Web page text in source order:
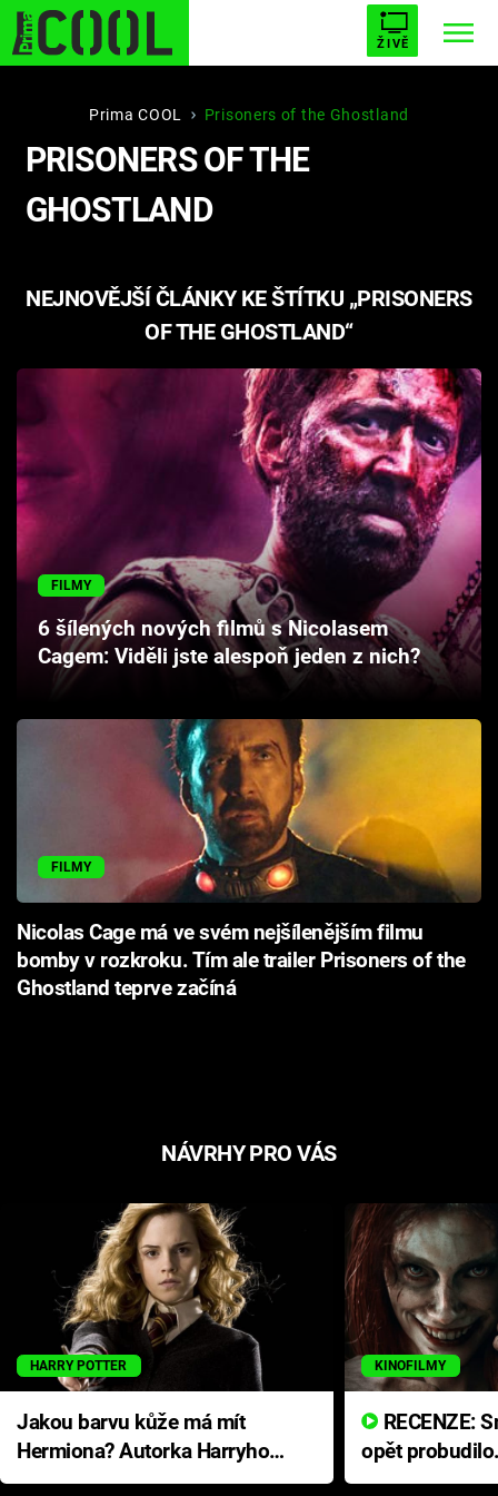
ŽIVĚ
STARHOUSE BUFFY, PŘEMOŽITELKA UPÍRŮ
ESCAPE PLNEJ KOTEL AVENGERS 5
Témata
Hry
Cool Esport
Pořady
TV Program
Sledujte prima+
Prima COOL Prisoners of the Ghostland
PRISONERS OF THE
GHOSTLAND
NEJNOVĚJŠÍ ČLÁNKY KE ŠTÍTKU „PRISONERS
OF THE GHOSTLAND“
FILMY
6 šílených nových filmů s Nicolasem
Cagem: Viděli jste alespoň jeden z nich?
FILMY
Nicolas Cage má ve svém nejšílenějším filmu
bomby v rozkroku. Tím ale trailer Prisoners of the
Ghostland teprve začíná
NÁVRHY PRO VÁS
HARRY POTTER
Jakou barvu kůže má mít
Hermiona? Autorka Harryho
Pottera přišla s ráznou
KINOFILMY
opět
přichází s